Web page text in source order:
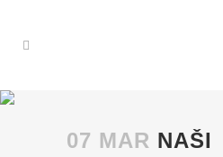
07 MAR NAŠI